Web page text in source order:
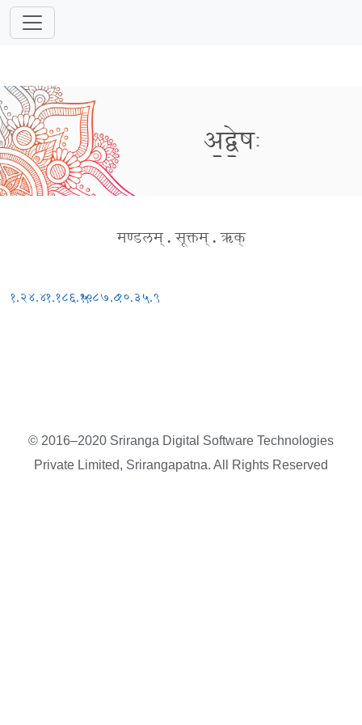
अ॒द्वे॒षः
मण्डलम् . सूक्तम् . ऋक्
१.२४.४१.१८६.१०५.८७.८१०.३५.९
© 2016–2020 Sriranga Digital Software Technologies
Private Limited, Srirangapatna. All Rights Reserved